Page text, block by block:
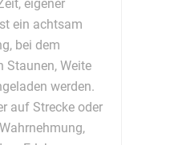
eigener
ein achtsam
bei dem
Staunen, Weite
werden.
auf Strecke oder